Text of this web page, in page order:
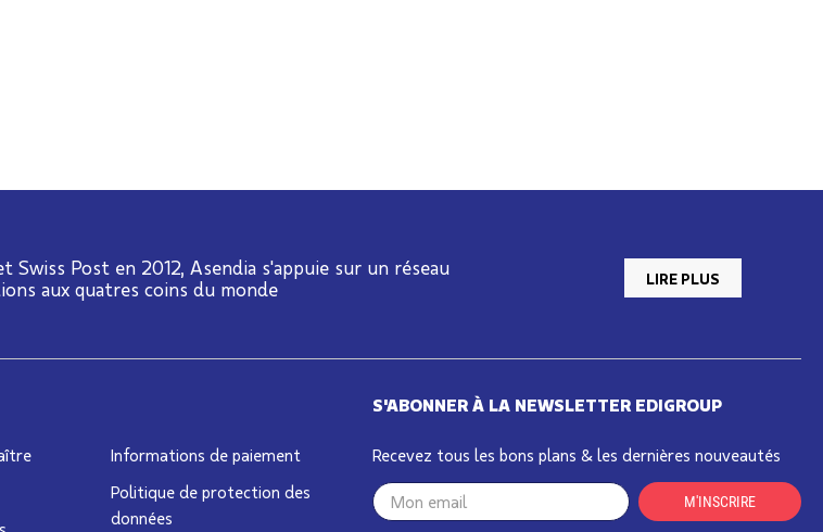
Post en 2012, Asendia s'appuie sur un réseau
aux quatres coins du monde
LIRE PLUS
S'ABONNER À LA NEWSLETTER EDIGROUP
Recevez tous les bons plans & les dernières nouveautés
Your
email
M'INSCRIRE
Informations de paiement
Politique de protection des
données